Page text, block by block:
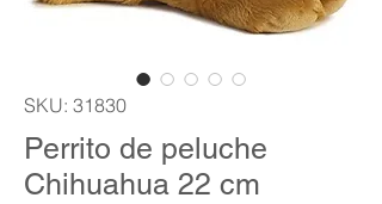
SKU: 31830
Perrito de peluche
Chihuahua 22 cm